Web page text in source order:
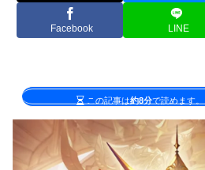
Facebook LINE
この記事は約8分で読めます。